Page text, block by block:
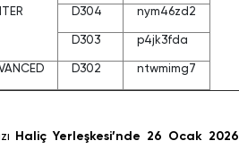
D304 nym46zd2
D303 p4jk3fda
D302 ntwmimg7
Haliç Yerleşkesi’nde 26 Ocak 2026